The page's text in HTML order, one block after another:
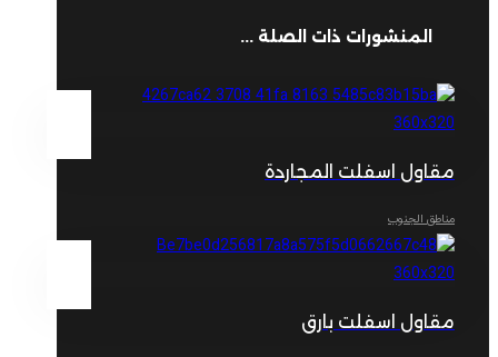
المنشورات ذات الصلة ...
مقاول اسفلت المجاردة
مناطق الجنوب
مقاول اسفلت بارق